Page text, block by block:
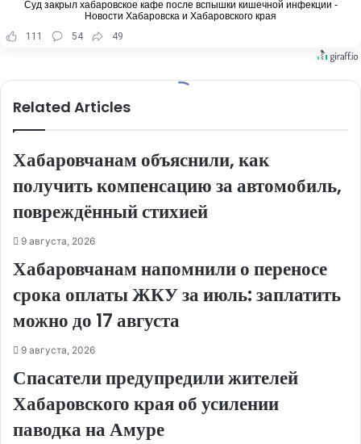
Суд закрыл хабаровское кафе после вспышки кишечной инфекции -
Новости Хабаровска и Хабаровского края
111
54 49
Related Articles
Хабаровчанам объяснили, как
получить компенсацию за автомобиль,
повреждённый стихией
9 августа, 2026
Хабаровчанам напомнили о переносе
срока оплаты ЖКУ за июль: заплатить
можно до 17 августа
9 августа, 2026
Спасатели предупредили жителей
Хабаровского края об усилении
паводка на Амуре